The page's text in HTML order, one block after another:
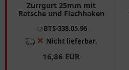
Zurrgurt 25mm mit
Ratsche und Flachhaken
BTS-338.05.96
❌ Nicht lieferbar.
16,86 EUR